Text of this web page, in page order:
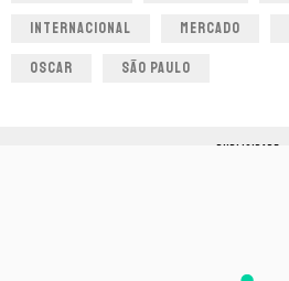
INTERNACIONAL MERCADO
OSCAR SÃO PAULO
PUBLICIDADE